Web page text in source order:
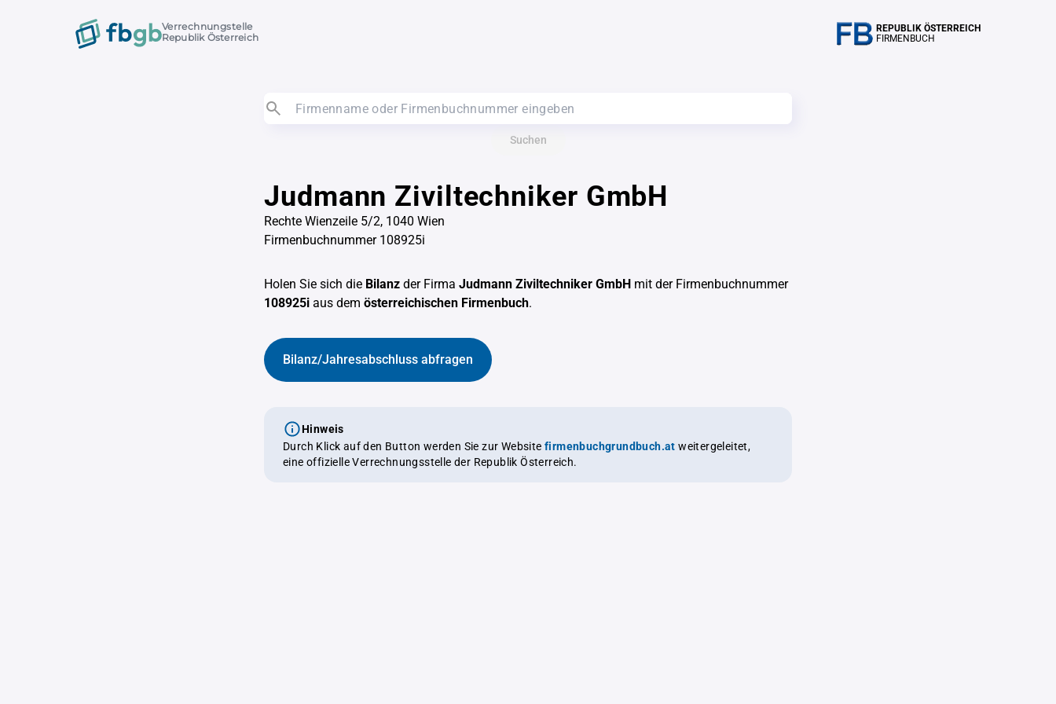
Verrechnungstelle
Republik Österreich
REPUBLIK ÖSTERREICH
FIRMENBUCH
Suchen
Judmann Ziviltechniker GmbH
Rechte Wienzeile 5/2, 1040 Wien
Firmenbuchnummer 108925i
Holen Sie sich die Bilanz der Firma Judmann Ziviltechniker GmbH mit der Firmenbuchnummer
108925i aus dem österreichischen Firmenbuch.
Bilanz/Jahresabschluss abfragen
Hinweis
Durch Klick auf den Button werden Sie zur Website firmenbuchgrundbuch.at weitergeleitet,
eine offizielle Verrechnungsstelle der Republik Österreich.